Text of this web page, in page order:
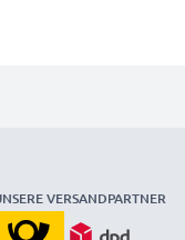
VERSANDPARTNER